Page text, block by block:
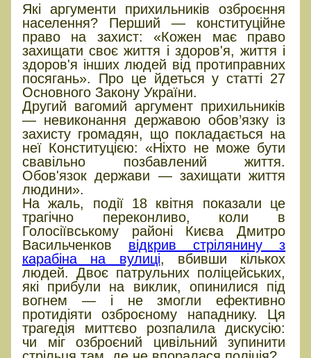
Які аргументи прихильників озброєння
населення? Перший — конституційне
право на захист: «Кожен має право
захищати своє життя і здоров'я, життя і
здоров'я інших людей від протиправних
посягань». Про це йдеться у статті 27
Основного Закону України.
Другий вагомий аргумент прихильників
— невиконання державою обов’язку із
захисту громадян, що покладається на
неї Конституцією: «Ніхто не може бути
свавільно позбавлений життя.
Обов'язок держави — захищати життя
людини».
На жаль, події 18 квітня показали це
трагічно переконливо, коли в
Голосіївському районі Києва Дмитро
Васильченков відкрив стрілянину з
карабіна на вулиці, вбивши кількох
людей. Двоє патрульних поліцейських,
які прибули на виклик, опинилися під
вогнем — і не змогли ефективно
протидіяти озброєному нападнику. Ця
трагедія миттєво розпалила дискусію:
чи міг озброєний цивільний зупинити